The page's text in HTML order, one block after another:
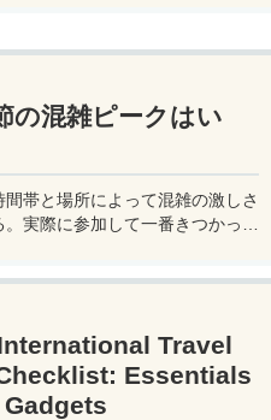
の混雑ピークはい
帯と場所によって混雑の激しさ
実際に参加して一番きつかった
Travel
Essentials